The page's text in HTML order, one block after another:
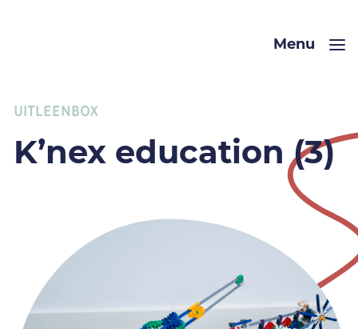
Menu
UITLEENBOX
K’nex education (3)